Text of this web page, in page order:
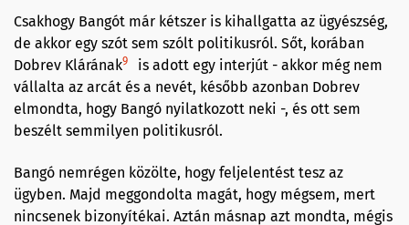
Csakhogy Bangót már kétszer is kihallgatta az ügyészség,
de akkor egy szót sem szólt politikusról. Sőt, korában
Dobrev Klárának9
is adott egy interjút - akkor még nem
vállalta az arcát és a nevét, később azonban Dobrev
elmondta, hogy Bangó nyilatkozott neki -, és ott sem
beszélt semmilyen politikusról.
Bangó nemrégen közölte, hogy feljelentést tesz az
ügyben. Majd meggondolta magát, hogy mégsem, mert
nincsenek bizonyítékai. Aztán másnap azt mondta, mégis